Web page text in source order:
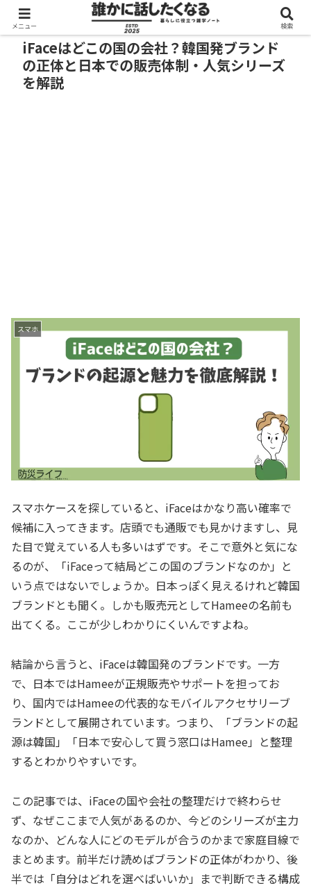
iFaceはどこの国の会社？韓国発ブランド
の正体と日本での販売体制・人気シリーズ
を解説
スマホ
スマホケースを探していると、iFaceはかなり高い確率で
候補に入ってきます。店頭でも通販でも見かけますし、見
た目で覚えている人も多いはずです。そこで意外と気にな
るのが、「iFaceって結局どこの国のブランドなのか」と
いう点ではないでしょうか。日本っぽく見えるけれど韓国
ブランドとも聞く。しかも販売元としてHameeの名前も
出てくる。ここが少しわかりにくいんですよね。
結論から言うと、iFaceは韓国発のブランドです。一方
で、日本ではHameeが正規販売やサポートを担ってお
り、国内ではHameeの代表的なモバイルアクセサリーブ
ランドとして展開されています。つまり、「ブランドの起
源は韓国」「日本で安心して買う窓口はHamee」と整理
するとわかりやすいです。
この記事では、iFaceの国や会社の整理だけで終わらせ
ず、なぜここまで人気があるのか、今どのシリーズが主力
なのか、どんな人にどのモデルが合うのかまで家庭目線で
まとめます。前半だけ読めばブランドの正体がわかり、後
半では「自分はどれを選べばいいか」まで判断できる構成
メニュー 検索